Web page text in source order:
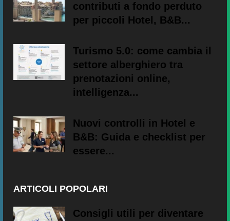
contributi a fondo perduto
per piccoli Hotel, B&B...
Turismo 5.0: come cambia il
settore alberghiero tra
prenotazioni online,
intelligenza...
Nuovi controlli in Hotel e
B&B: Guida e checklist per
essere...
ARTICOLI POPOLARI
Consigli utili per diventare